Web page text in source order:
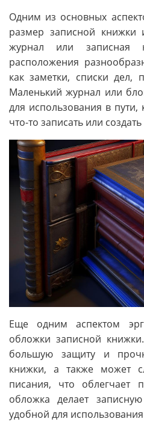
Одним из основных
размер записной книжки
журнал или записная
расположения
как заметки, списки дел,
Маленький журнал или
для использования в
что-то записать или
Еще одним аспектом
обложки записной
большую защиту и
книжки, а также может
писания, что облегчает
обложка делает
удобной для использования